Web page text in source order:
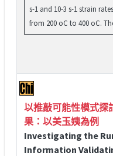
s-1 and 10-3 s-1 strain
from 200 oC to 400 oC.
以推敲可能性模式探
果：以美玉姨為例
Investigating the
Information